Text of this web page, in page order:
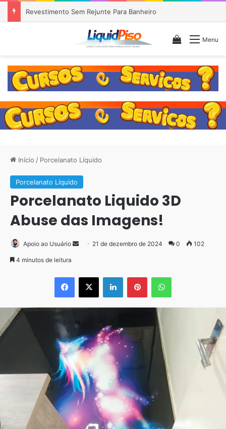
Piso Epóxi em Banheiro Anália Franco SP
Menu
Veja seu
Início / Porcelanato Líquido
Porcelanato Líquido
Porcelanato Liquido 3D
Abuse das Imagens!
Apoio ao Usuário
Mande
mail
21 de dezembro de 2024 0 102
4 minutos de leitura
Facebook
X LinkedinPinterestWhatsApp